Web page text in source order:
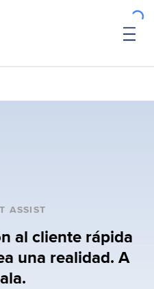
ASSIST
al cliente rápida
una realidad. A